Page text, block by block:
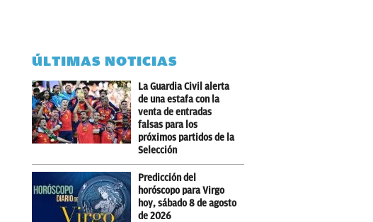
ÚLTIMAS NOTICIAS
La Guardia Civil alerta
de una estafa con la
venta de entradas
falsas para los
próximos partidos de la
Selección
Predicción del
horóscopo para Virgo
hoy, sábado 8 de agosto
de 2026